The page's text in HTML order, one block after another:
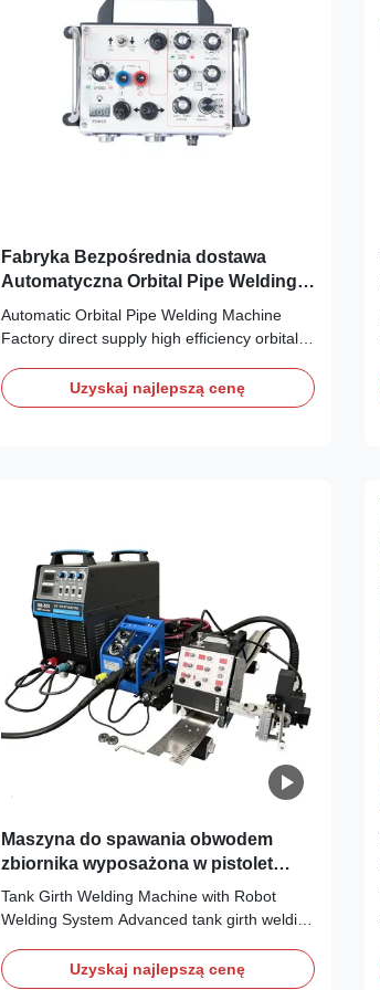
Fabryka Bezpośrednia dostawa
Automatyczna Orbital Pipe Welding
Machine Wysokiej wydajności Orbital
Tube Welding Equipment
Automatic Orbital Pipe Welding Machine
Factory direct supply high efficiency orbital
precision pipeline projects with advanced
automation features. Technical
Uzyskaj najlepszą cenę
Maszyna do spawania obwodem
zbiornika wyposażona w pistolet
spawalniczy robota i zintegrowane
sterowanie zmniejszające bałagan
Tank Girth Welding Machine with Robot
Welding System Advanced tank girth welding
and integrated control system, designed to
Uzyskaj najlepszą cenę